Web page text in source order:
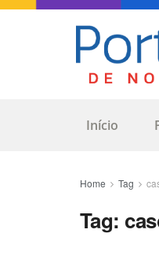
Início
Home Tag
Tag: